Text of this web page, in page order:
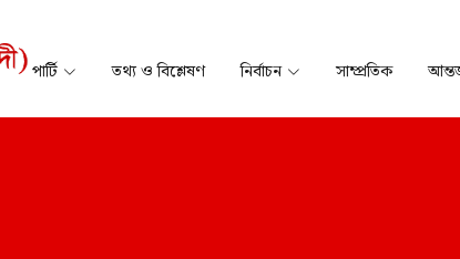
পার্টি তথ্য ও বিশ্লেষণ নির্বাচন সাম্প্রতিক